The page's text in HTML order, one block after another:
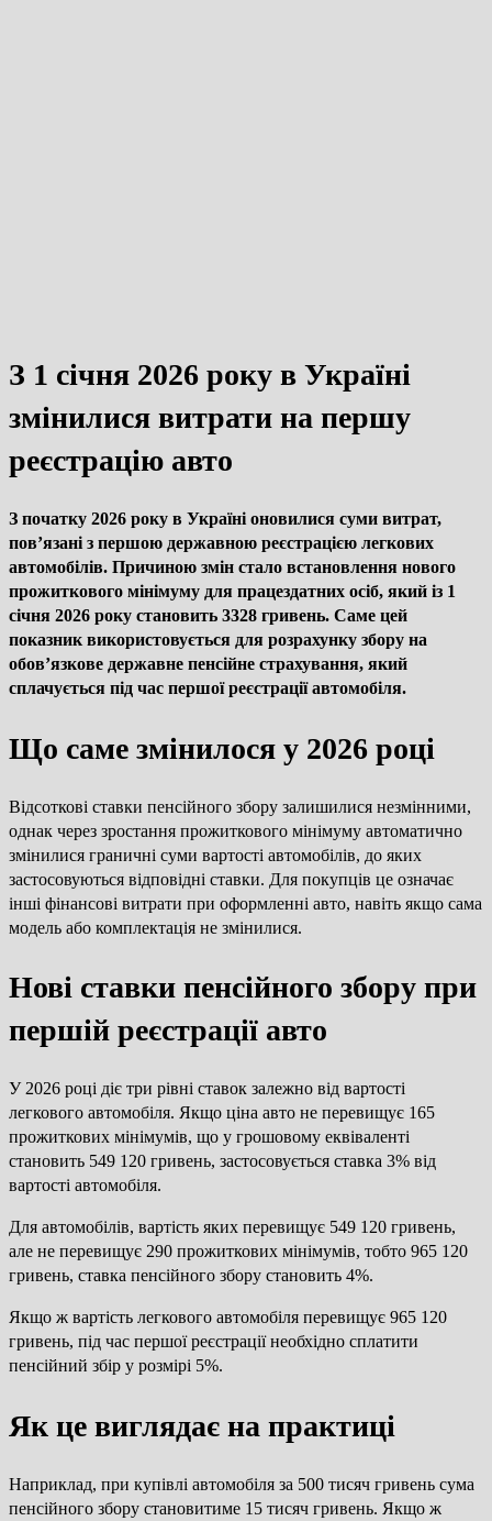
З 1 січня 2026 року в Україні
змінилися витрати на першу
реєстрацію авто
З початку 2026 року в Україні оновилися суми витрат,
пов’язані з першою державною реєстрацією легкових
автомобілів. Причиною змін стало встановлення нового
прожиткового мінімуму для працездатних осіб, який із 1
січня 2026 року становить 3328 гривень. Саме цей
показник використовується для розрахунку збору на
обов’язкове державне пенсійне страхування, який
сплачується під час першої реєстрації автомобіля.
Що саме змінилося у 2026 році
Відсоткові ставки пенсійного збору залишилися незмінними,
однак через зростання прожиткового мінімуму автоматично
змінилися граничні суми вартості автомобілів, до яких
застосовуються відповідні ставки. Для покупців це означає
інші фінансові витрати при оформленні авто, навіть якщо сама
модель або комплектація не змінилися.
Нові ставки пенсійного збору при
першій реєстрації авто
У 2026 році діє три рівні ставок залежно від вартості
легкового автомобіля. Якщо ціна авто не перевищує 165
прожиткових мінімумів, що у грошовому еквіваленті
становить 549 120 гривень, застосовується ставка 3% від
вартості автомобіля.
Для автомобілів, вартість яких перевищує 549 120 гривень,
але не перевищує 290 прожиткових мінімумів, тобто 965 120
гривень, ставка пенсійного збору становить 4%.
Якщо ж вартість легкового автомобіля перевищує 965 120
гривень, під час першої реєстрації необхідно сплатити
пенсійний збір у розмірі 5%.
Як це виглядає на практиці
Наприклад, при купівлі автомобіля за 500 тисяч гривень сума
пенсійного збору становитиме 15 тисяч гривень. Якщо ж